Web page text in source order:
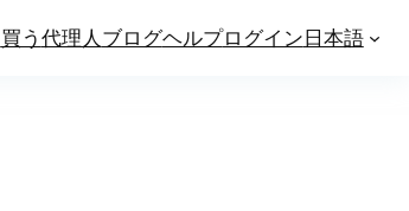
買う 代理人 ブログヘルプログイン日本語